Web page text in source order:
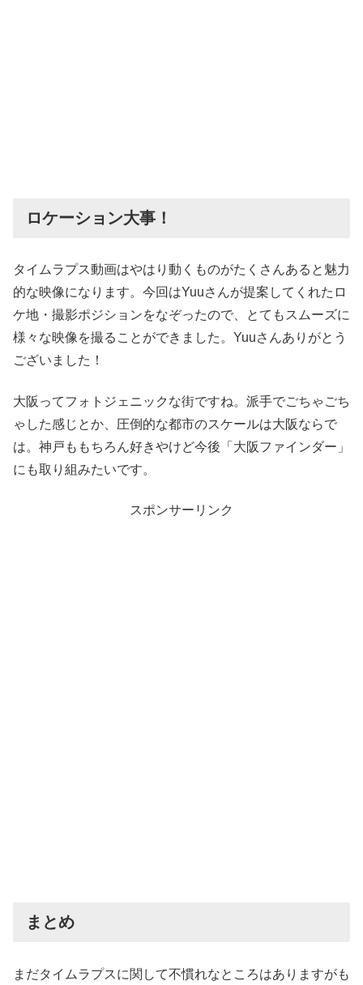
ロケーション大事！
タイムラプス動画はやはり動くものがたくさんあると魅力
的な映像になります。今回はYuuさんが提案してくれたロ
ケ地・撮影ポジションをなぞったので、とてもスムーズに
様々な映像を撮ることができました。Yuuさんありがとう
ございました！
大阪ってフォトジェニックな街ですね。派手でごちゃごち
ゃした感じとか、圧倒的な都市のスケールは大阪ならで
は。神戸ももちろん好きやけど今後「大阪ファインダー」
にも取り組みたいです。
スポンサーリンク
まとめ
まだタイムラプスに関して不慣れなところはありますがも